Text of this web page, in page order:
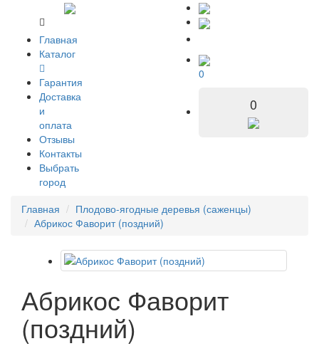
Главная
Каталог
Гарантия
Доставка
и
оплата
Отзывы
Контакты
Выбрать
город
0
0
Главная
Плодово-ягодные деревья (саженцы)
Абрикос Фаворит (поздний)
Абрикос Фаворит
(поздний)